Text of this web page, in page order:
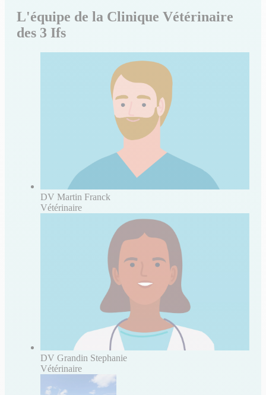
L'équipe de la Clinique Vétérinaire
des 3 Ifs
DV Martin Franck
Vétérinaire
DV Grandin Stephanie
Vétérinaire